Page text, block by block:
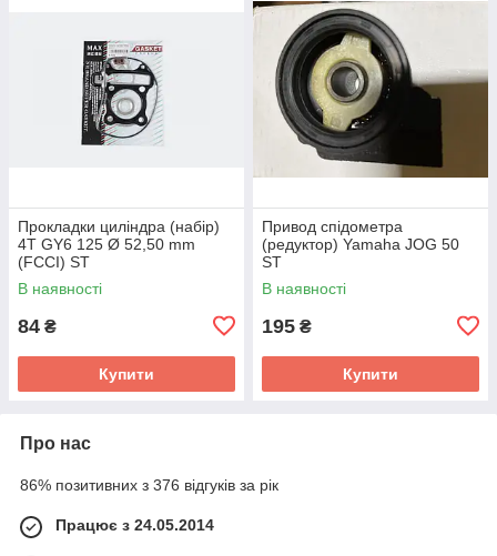
Прокладки циліндра (набір)
4T GY6 125 Ø 52,50 mm
(FCCI) ST
В наявності
84 ₴
Купити
Привод спідометра
(редуктор) Yamaha JOG 50
ST
В наявності
195 ₴
Купити
Про нас
86% позитивних з 376 відгуків за рік
Працює з 24.05.2014